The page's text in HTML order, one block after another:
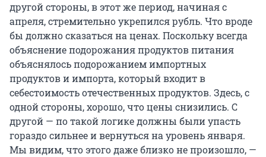
другой стороны, в этот же период, начиная с
апреля, стремительно укрепился рубль. Что вроде
бы должно сказаться на ценах. Поскольку всегда
объяснение подорожания продуктов питания
объяснялось подорожанием импортных
продуктов и импорта, который входит в
себестоимость отечественных продуктов. Здесь, с
одной стороны, хорошо, что цены снизились. С
другой — по такой логике должны были упасть
гораздо сильнее и вернуться на уровень января.
Мы видим, что этого даже близко не произошло, —